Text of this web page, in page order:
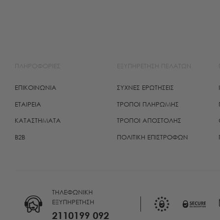
ΠΛΗΡΟΦΟΡΙΕΣ
ΕΠΙΚΟΙΝΩΝΙΑ
ΕΤΑΙΡΕΙΑ
ΚΑΤΑΣΤΗΜΑΤΑ
B2B
ΕΞΥΠΗΡΕΤΗΣΗ ΠΕΛΑΤΩΝ
ΣΥΧΝΕΣ ΕΡΩΤΗΣΕΙΣ
ΤΡΌΠΟΙ ΠΛΗΡΩΜΉΣ
ΤΡΌΠΟΙ ΑΠΟΣΤΟΛΉΣ
ΠΟΛΙΤΙΚΉ ΕΠΙΣΤΡΟΦΏΝ
THΛΕΦΩΝΙΚΗ
ΕΞΥΠΗΡΕΤΗΣΗ
2110199 092